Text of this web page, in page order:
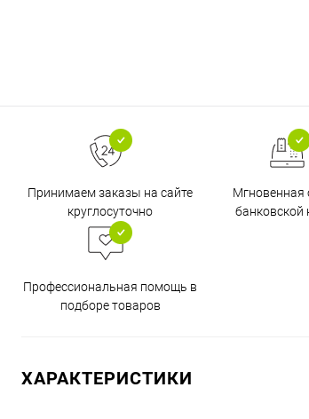
Принимаем заказы на сайте
круглосуточно
Мгновенная
банковской
Профессиональная помощь в
подборе товаров
ХАРАКТЕРИСТИКИ